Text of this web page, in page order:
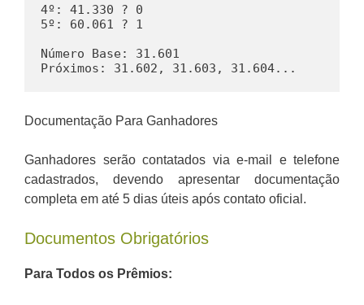
4º: 41.330 ? 0
5º: 60.061 ? 1
Número Base: 31.601
Próximos: 31.602, 31.603, 31.604...
Documentação Para Ganhadores
Ganhadores serão contatados via e-mail e telefone
cadastrados, devendo apresentar documentação
completa em até 5 dias úteis após contato oficial.
Documentos Obrigatórios
Para Todos os Prêmios: